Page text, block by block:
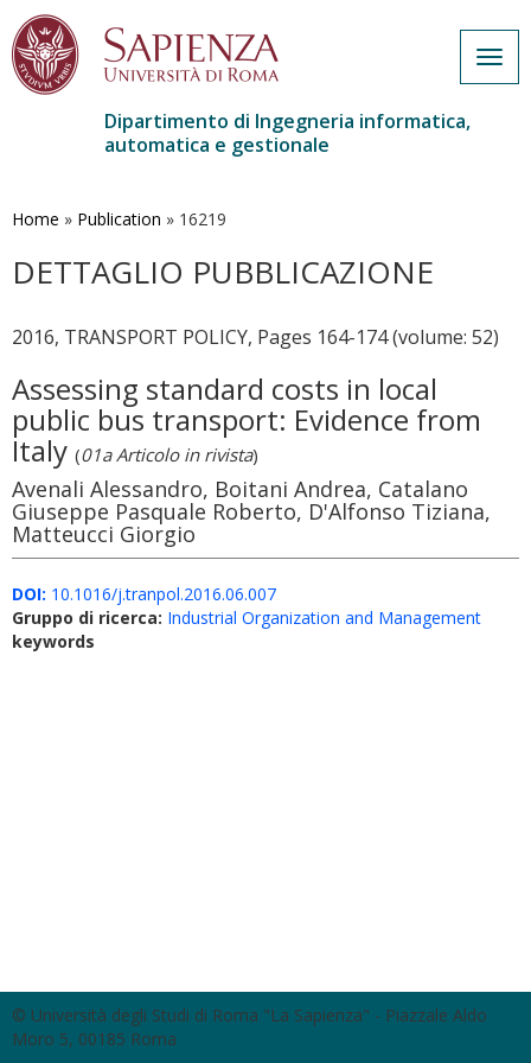
contenuto
Dipartimento di Ingegneria informatica,
automatica e gestionale
Home » Publication » 16219
DETTAGLIO PUBBLICAZIONE
2016, TRANSPORT POLICY, Pages 164-174 (volume: 52)
Assessing standard costs in local
public bus transport: Evidence from
Italy (01a Articolo in rivista)
Avenali Alessandro, Boitani Andrea, Catalano
Giuseppe Pasquale Roberto, D'Alfonso Tiziana,
Matteucci Giorgio
DOI: 10.1016/j.tranpol.2016.06.007
Gruppo di ricerca: Industrial Organization and Management
keywords
© Università degli Studi di Roma "La Sapienza" - Piazzale Aldo
Moro 5, 00185 Roma